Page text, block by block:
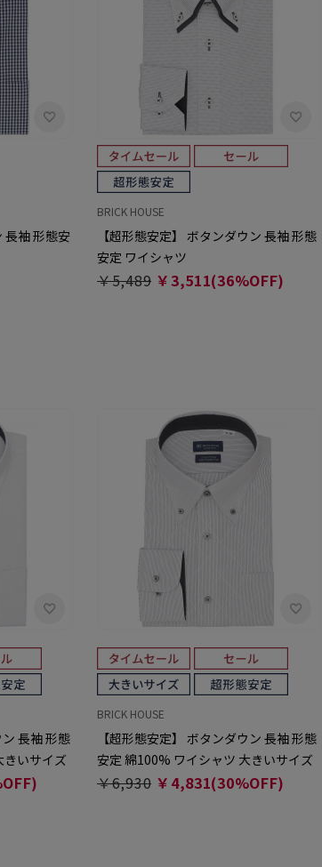
長袖 形態安
BRICK HOUSE
【超形態安定】 ボタンダウン 長袖 形態
安定 ワイシャツ
￥5,489 ￥3,511(36%OFF)
長袖 形態
いサイズ
BRICK HOUSE
【超形態安定】 ボタンダウン 長袖 形態
安定 綿100% ワイシャツ 大きいサイズ
￥6,930 ￥4,831(30%OFF)